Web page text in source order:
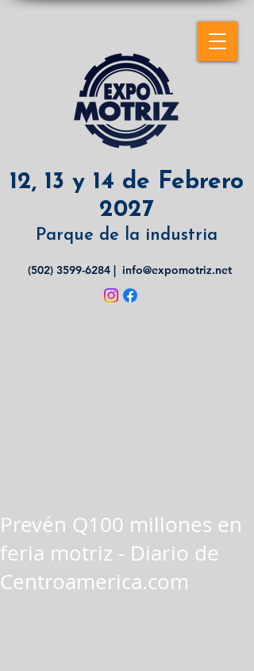
12, 13 y 14 de Febrero
2027
Parque de la industria
(502) 3599-6284 | info@expomotriz.net
Prevén Q100 millones en
feria motriz - Diario de
Centroamerica.com